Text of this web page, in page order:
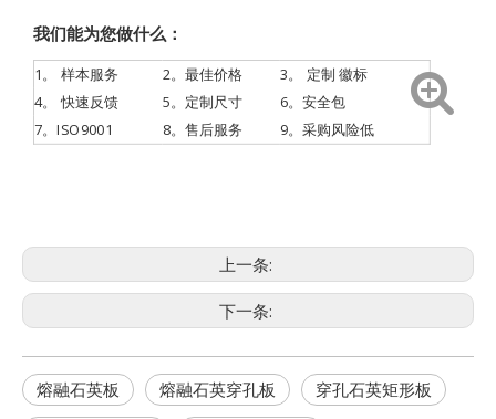
我们能为您做什么：
1。 样本服务 2。最佳价格 3。 定制 徽标
4。快速反馈 5。定制尺寸
6。安全包
7。ISO9001
8。售后服务 9。采购风险低
上一条:
下一条:
熔融石英板 熔融石英穿孔板
穿孔石英矩形板